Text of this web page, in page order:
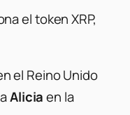
el token XRP,
el Reino Unido
Aliciaen la